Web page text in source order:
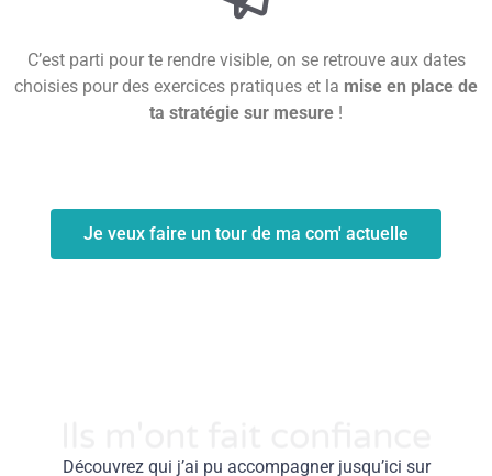
C’est parti pour te rendre visible, on se retrouve aux dates
choisies pour des exercices pratiques et la mise en place de
ta stratégie sur mesure !
Je veux faire un tour de ma com' actuelle
Découvrez qui j’ai pu accompagner jusqu’ici sur